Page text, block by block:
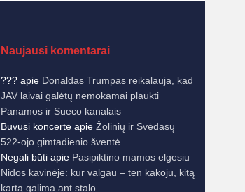
Naujausi komentarai
???apie Donaldas Trumpas reikalauja, kad
JAV laivai galėtų nemokamai plaukti
Panamos ir Sueco kanalais
Buvusi koncerteapie Žolinių ir Svėdasų
522-ojo gimtadienio šventė
Negali būtiapie Pasipiktino mamos elgesiu
Nidos kavinėje: kur valgau – ten kakoju, kitą
kartą galima ant stalo